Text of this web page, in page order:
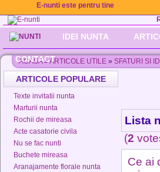
E-nunti este pentru tine
IDEI NUNTA
CONTACT
ACASA»ARTICOLE UTILE » SFATURI SI
ARTICOLE POPULARE
Texte invitatii nunta
Marturii nunta
Rochii de mireasa
Acte casatorie civila
Nu se fac nunti
Buchete mireasa
Aranajamente florale nunta
Lista
(2
Ce ai